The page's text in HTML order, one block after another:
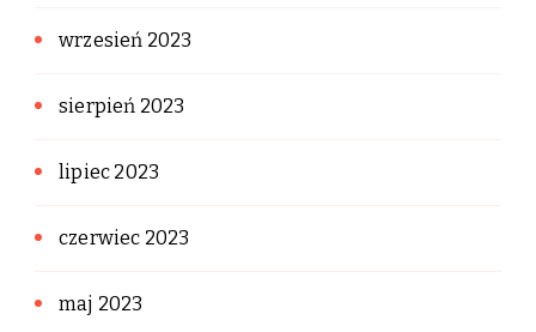
wrzesień 2023
sierpień 2023
lipiec 2023
czerwiec 2023
maj 2023